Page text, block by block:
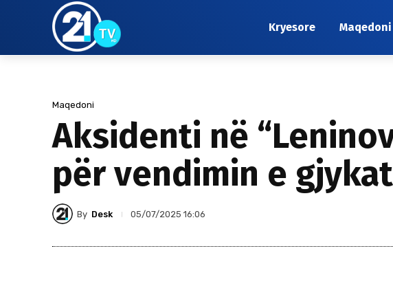
Kryesore Maqedoni
Maqedoni
Aksidenti në
për vendimin e
By Desk 05/07/2025 16:06